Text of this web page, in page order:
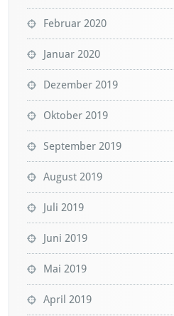
Februar 2020
Januar 2020
Dezember 2019
Oktober 2019
September 2019
August 2019
Juli 2019
Juni 2019
Mai 2019
April 2019